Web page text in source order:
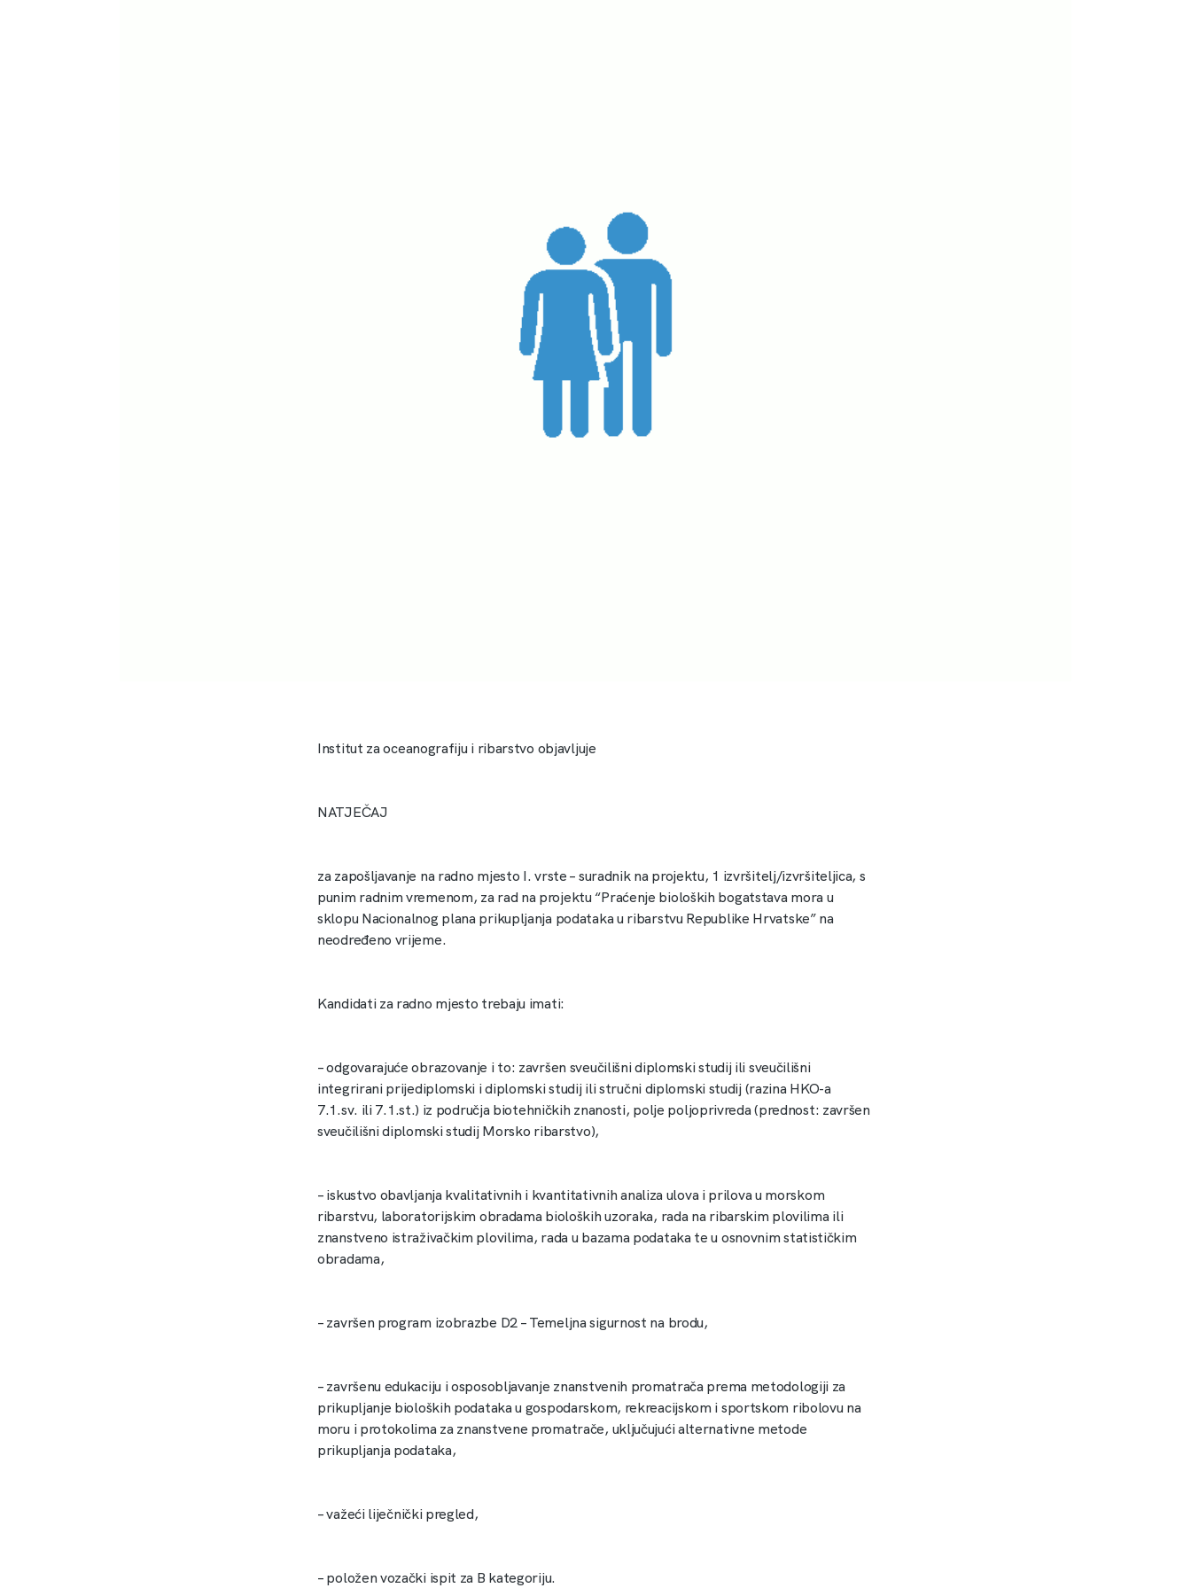
Institut za oceanografiju i ribarstvo objavljuje
NATJEČAJ
za zapošljavanje na radno mjesto I. vrste – suradnik na projektu, 1 izvršitelj/izvršiteljica, s
punim radnim vremenom, za rad na projektu “Praćenje bioloških bogatstava mora u
sklopu Nacionalnog plana prikupljanja podataka u ribarstvu Republike Hrvatske” na
neodređeno vrijeme.
Kandidati za radno mjesto trebaju imati:
– ­odgovarajuće obrazovanje i to: završen sveučilišni diplomski studij ili sveučilišni
integrirani prijediplomski i diplomski studij ili stručni diplomski studij (razina HKO-a
7.1.sv. ili 7.1.st.) iz područja biotehničkih znanosti, polje poljoprivreda (prednost: završen
sveučilišni diplomski studij Morsko ribarstvo),
– ­iskustvo obavljanja kvalitativnih i kvantitativnih analiza ulova i prilova u morskom
ribarstvu, laboratorijskim obradama bioloških uzoraka, rada na ribarskim plovilima ili
znanstveno istraživačkim plovilima, rada u bazama podataka te u osnovnim statističkim
obradama,
– ­završen program izobrazbe D2 – Temeljna sigurnost na brodu,
– ­završenu edukaciju i osposobljavanje znanstvenih promatrača prema metodologiji za
prikupljanje bioloških podataka u gospodarskom, rekreacijskom i sportskom ribolovu na
moru i protokolima za znanstvene promatrače, uključujući alternativne metode
prikupljanja podataka,
– ­važeći liječnički pregled,
– ­položen vozački ispit za B kategoriju.